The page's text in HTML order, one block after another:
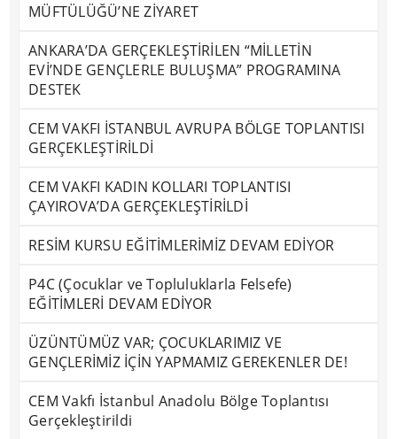
MÜFTÜLÜĞÜ’NE ZİYARET
ANKARA’DA GERÇEKLEŞTİRİLEN “MİLLETİN
EVİ’NDE GENÇLERLE BULUŞMA” PROGRAMINA
DESTEK
CEM VAKFI İSTANBUL AVRUPA BÖLGE TOPLANTISI
GERÇEKLEŞTİRİLDİ
CEM VAKFI KADIN KOLLARI TOPLANTISI
ÇAYIROVA’DA GERÇEKLEŞTİRİLDİ
RESİM KURSU EĞİTİMLERİMİZ DEVAM EDİYOR
P4C (Çocuklar ve Topluluklarla Felsefe)
EĞİTİMLERİ DEVAM EDİYOR
ÜZÜNTÜMÜZ VAR; ÇOCUKLARIMIZ VE
GENÇLERİMİZ İÇİN YAPMAMIZ GEREKENLER DE!
CEM Vakfı İstanbul Anadolu Bölge Toplantısı
Gerçekleştirildi